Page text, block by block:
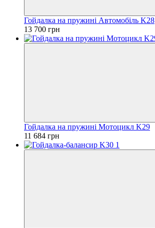
Гойдалка на пружині Автомобіль K28
13 700 грн
Гойдалка на пружині Мотоцикл K29
11 684 грн